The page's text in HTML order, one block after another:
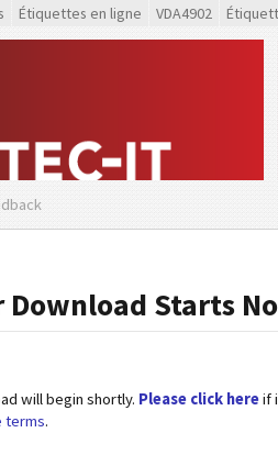
Étiquettes en ligne VDA4902
Download Starts
will begin shortly. Please click hereif
terms.